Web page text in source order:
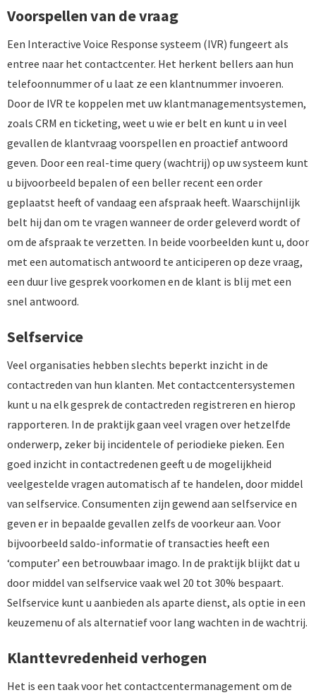
Voorspellen van de vraag
Een Interactive Voice Response systeem (IVR) fungeert als
entree naar het contactcenter. Het herkent bellers aan hun
telefoonnummer of u laat ze een klantnummer invoeren.
Door de IVR te koppelen met uw klantmanagementsystemen,
zoals CRM en ticketing, weet u wie er belt en kunt u in veel
gevallen de klantvraag voorspellen en proactief antwoord
geven. Door een real-time query (wachtrij) op uw systeem kunt
u bijvoorbeeld bepalen of een beller recent een order
geplaatst heeft of vandaag een afspraak heeft. Waarschijnlijk
belt hij dan om te vragen wanneer de order geleverd wordt of
om de afspraak te verzetten. In beide voorbeelden kunt u, door
met een automatisch antwoord te anticiperen op deze vraag,
een duur live gesprek voorkomen en de klant is blij met een
snel antwoord.
Selfservice
Veel organisaties hebben slechts beperkt inzicht in de
contactreden van hun klanten. Met contactcentersystemen
kunt u na elk gesprek de contactreden registreren en hierop
rapporteren. In de praktijk gaan veel vragen over hetzelfde
onderwerp, zeker bij incidentele of periodieke pieken. Een
goed inzicht in contactredenen geeft u de mogelijkheid
veelgestelde vragen automatisch af te handelen, door middel
van selfservice. Consumenten zijn gewend aan selfservice en
geven er in bepaalde gevallen zelfs de voorkeur aan. Voor
bijvoorbeeld saldo-informatie of transacties heeft een
‘computer’ een betrouwbaar imago. In de praktijk blijkt dat u
door middel van selfservice vaak wel 20 tot 30% bespaart.
Selfservice kunt u aanbieden als aparte dienst, als optie in een
keuzemenu of als alternatief voor lang wachten in de wachtrij.
Klanttevredenheid verhogen
Het is een taak voor het contactcentermanagement om de